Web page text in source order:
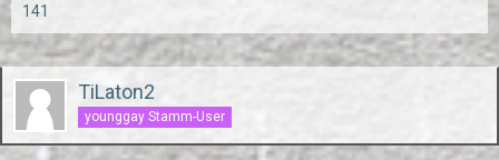
141
TiLaton2
younggay Stamm-User